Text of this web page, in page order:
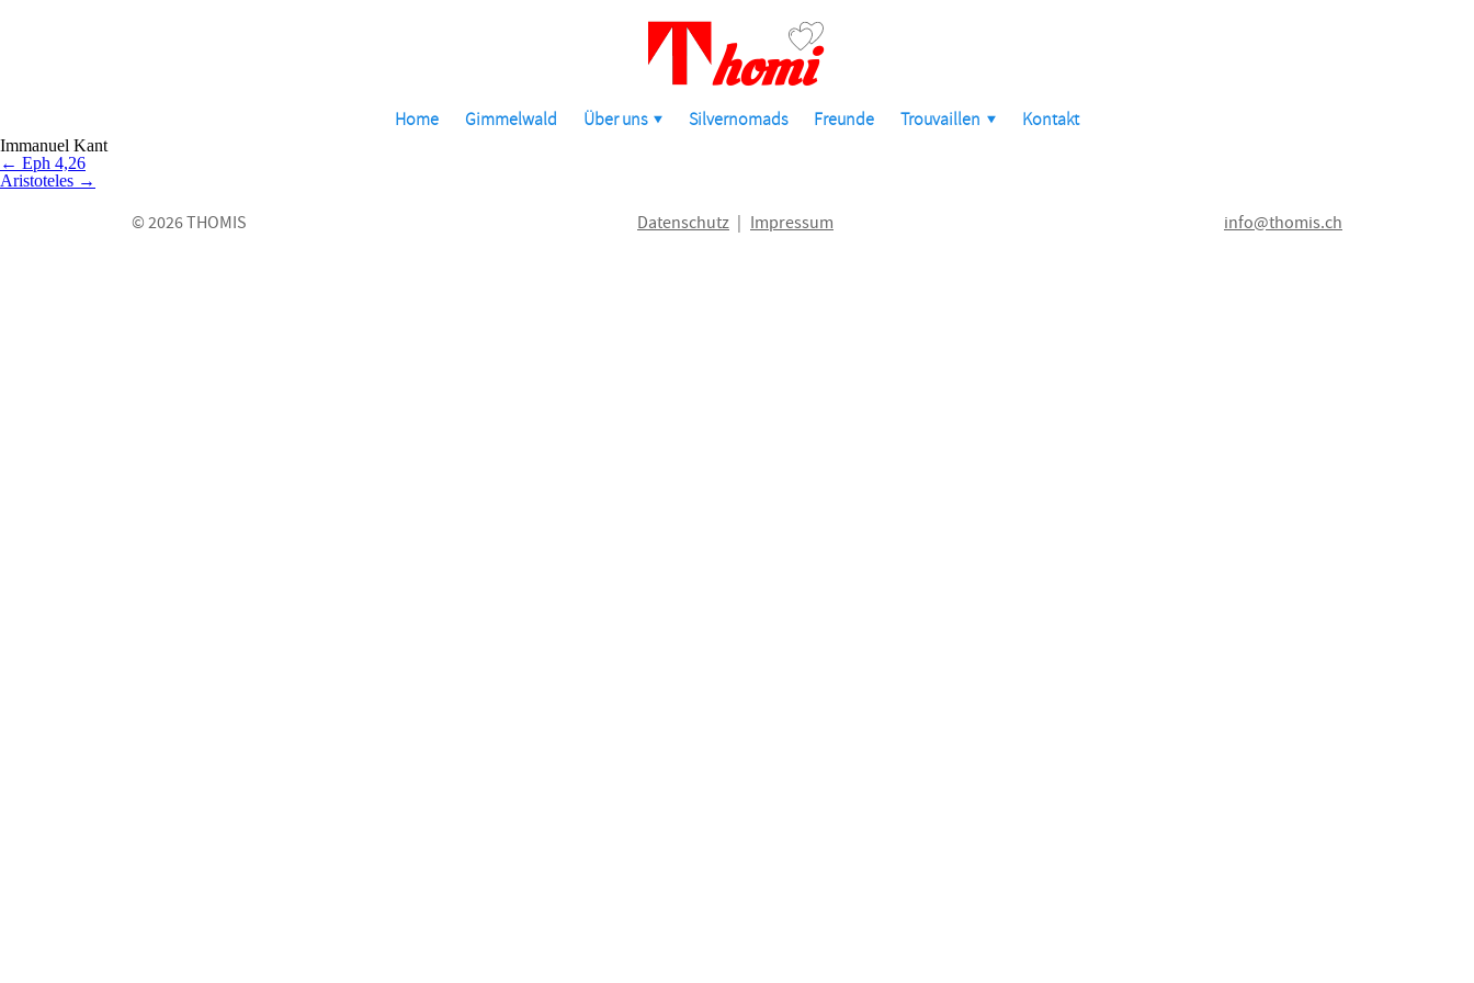
Home Gimmelwald Über uns Silvernomads Freunde Trouvaillen Kontakt
Immanuel Kant
Beitragsnavigation
← Eph 4,26
Aristoteles →
© 2026 THOMIS Datenschutz Impressum info@thomis.ch